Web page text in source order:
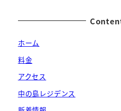
ホーム
料金
アクセス
中の島レジデンス